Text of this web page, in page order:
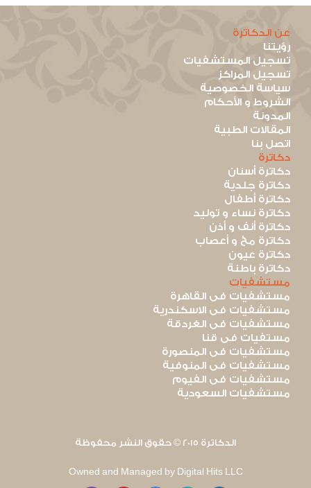
عن الدكاترة
رؤيتنا
تسجيل المستشفيات
تسجيل المراكز
سياسة الخصوصية
الشروط و الأحكام
المدونة
المقالات الطبية
اتصل بنا
دكاترة
دكاترة أسنان
دكاترة جلدية
دكاترة أطفال
دكاترة نساء و توليد
دكاترة أنف و أذن
دكاترة مخ و أعصاب
دكاترة عيون
دكاترة باطنة
مستشفيات
مستشفيات فى القاهرة
مستشفيات فى الاسكندرية
مستشفيات فى الغردقة
مستفيات فى قنا
مستشفيات فى المنصورة
مستشفيات فى المنوفية
مستشفيات فى الفيوم
مستشفيات السعودية
الدكاترة 2015 © حقوق النشر محفوظة
Owned and Managed by Digital Hits LLC